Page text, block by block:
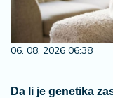
06. 08. 2026 06:38
Da li je genetika